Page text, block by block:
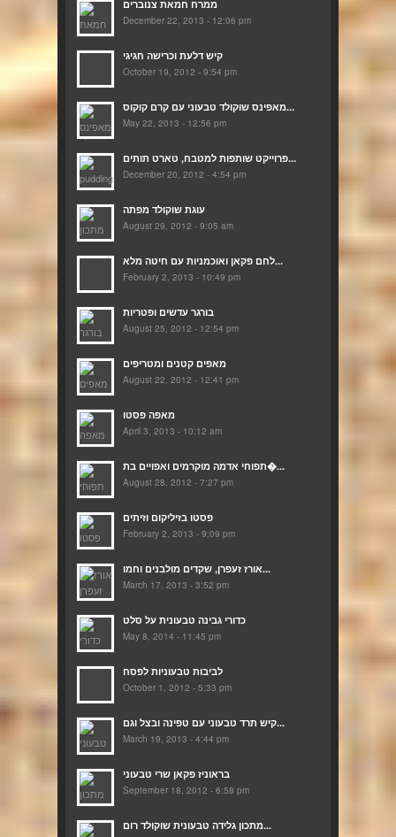
ממרח חמאת צנוברים
December 22, 2013 - 12:06 pm
קיש דלעת וכרישה חגיגי
October 19, 2012 - 9:54 pm
מאפינס שוקולד טבעוני עם קרם קוקוס...
May 22, 2013 - 12:56 pm
פרוייקט שותפות למטבח, טארט תותים...
December 20, 2012 - 4:54 pm
עוגת שוקולד מפתה
August 29, 2012 - 9:05 am
לחם פקאן ואוכמניות עם חיטה מלא...
February 2, 2013 - 10:49 pm
בורגר עדשים ופטריות
August 25, 2012 - 12:54 pm
מאפים קטנים ומטריפים
August 22, 2012 - 12:41 pm
מאפה פסטו
April 3, 2013 - 10:12 am
תפוחי אדמה מוקרמים ואפויים בת�...
August 28, 2012 - 7:27 pm
פסטו בזיליקום וזיתים
February 2, 2013 - 9:09 pm
אורז זעפרן, שקדים מולבנים וחמו...
March 17, 2013 - 3:52 pm
כדורי גבינה טבעונית על סלט
May 8, 2014 - 11:45 pm
לביבות טבעוניות לפסח
October 1, 2012 - 5:33 pm
קיש תרד טבעוני עם טפינה ובצל וגם...
March 19, 2013 - 4:44 pm
בראוניז פקאן שרי טבעוני
September 18, 2012 - 6:58 pm
מתכון גלידה טבעונית שוקולד רום...